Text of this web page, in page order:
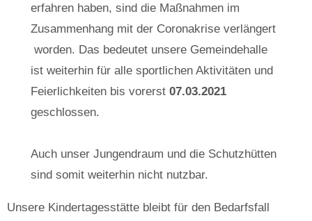
erfahren haben, sind die Maßnahmen im
Zusammenhang mit der Coronakrise verlängert
worden. Das bedeutet unsere Gemeindehalle
ist weiterhin für alle sportlichen Aktivitäten und
Feierlichkeiten bis vorerst07.03.2021
geschlossen.
Auch unser Jungendraum und die Schutzhütten
sind somit weiterhin nicht nutzbar.
Unsere Kindertagesstätte bleibt für den Bedarfsfall